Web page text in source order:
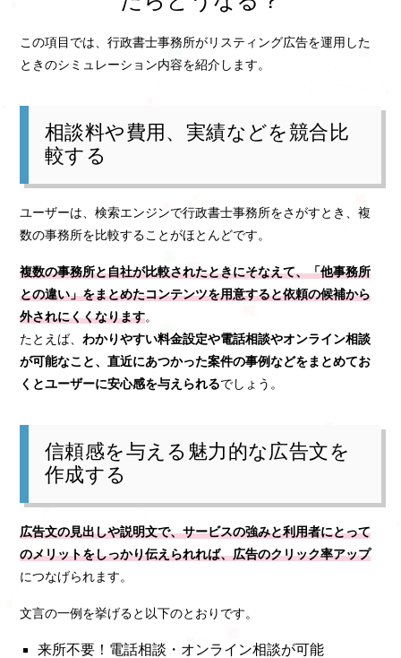
この項目では、行政書士事務所がリスティング広告を運用した
ときのシミュレーション内容を紹介します。
相談料や費用、実績などを競合比
較する
ユーザーは、検索エンジンで行政書士事務所をさがすとき、複
数の事務所を比較することがほとんどです。
複数の事務所と自社が比較されたときにそなえて、「他事務所
との違い」をまとめたコンテンツを用意すると依頼の候補から
外されにくくなります。
たとえば、わかりやすい料金設定や電話相談やオンライン相談
が可能なこと、直近にあつかった案件の事例などをまとめてお
くとユーザーに安心感を与えられるでしょう。
信頼感を与える魅力的な広告文を
作成する
広告文の見出しや説明文で、サービスの強みと利用者にとって
のメリットをしっかり伝えられれば、広告のクリック率アップ
につなげられます。
文言の一例を挙げると以下のとおりです。
来所不要！電話相談・オンライン相談が可能